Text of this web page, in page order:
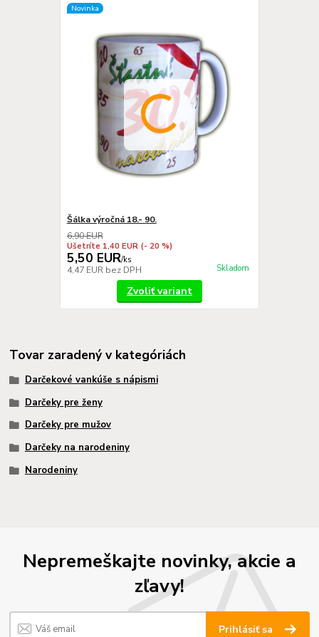
Novinka
Šálka výročná 18.- 90.
6,90 EUR
Ušetríte 1,40 EUR (- 20 %)
5,50 EUR/ks
4,47 EUR bez DPH Skladom
Zvoliť variant
Tovar zaradený v kategóriách
Darčekové vankúše s nápismi
Darčeky pre ženy
Darčeky pre mužov
Darčeky na narodeniny
Narodeniny
Nepremeškajte novinky, akcie a
zľavy!
Prihlásiť sa